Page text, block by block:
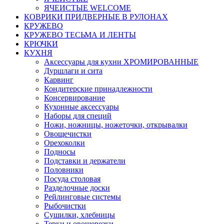
ЯЧЕИСТЫЕ WELCOME
КОВРИКИ ПРИДВЕРНЫЕ В РУЛОНАХ
КРУЖЕВО
КРУЖЕВО ТЕСЬМА И ЛЕНТЫ
КРЮЧКИ
КУХНЯ
Аксессуары для кухни ХРОМИРОВАННЫЕ
Дуршлаги и сита
Карвинг
Кондитерские принадлежности
Консервирование
Кухонные аксессуары
Наборы для специй
Ножи, ножницы, ножеточки, открывалки
Овощечистки
Орехоколки
Подносы
Подставки и держатели
Половники
Посуда столовая
Разделочные доски
Рейлинговые системы
Рыбочистки
Сушилки, хлебницы